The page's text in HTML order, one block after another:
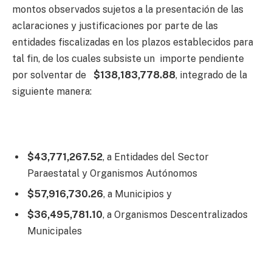
montos observados sujetos a la presentación de las
aclaraciones y justificaciones por parte de las
entidades fiscalizadas en los plazos establecidos para
tal fin, de los cuales subsiste un importe pendiente
por solventar de
$138,183,778.88, integrado de la
siguiente manera:
$43,771,267.52, a Entidades del Sector
Paraestatal y Organismos Autónomos
$57,916,730.26, a Municipios y
$36,495,781.10, a Organismos Descentralizados
Municipales